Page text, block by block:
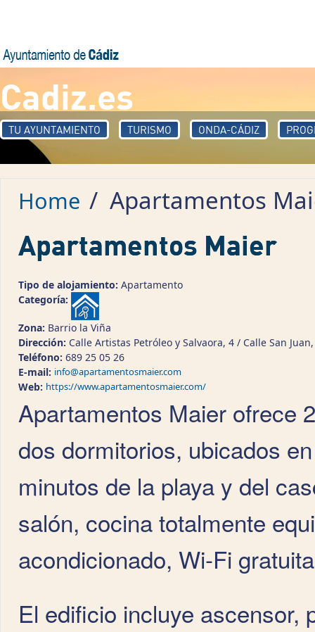
Cadiz.es
TU AYUNTAMIENTO TURISMO ONDA-CÁDIZ
Home / Apartamentos
Apartamentos Maier
Tipo de alojamiento: Apartamento
Categoría:
Zona: Barrio la Viña
Dirección: Calle Artistas Petróleo y Salvaora, 4 / Calle San
Teléfono: 689 25 05 26
E-mail: info@apartamentosmaier.com
Web: https://www.apartamentosmaier.com/
Apartamentos Maier ofrece
dos dormitorios, ubicados
minutos de la playa y del
salón, cocina totalmente
acondicionado, Wi‑Fi
El edificio incluye ascensor,